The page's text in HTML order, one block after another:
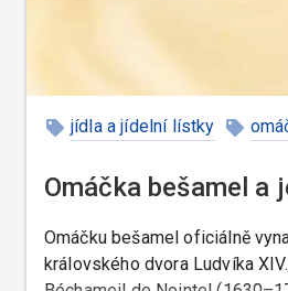
jídla a jídelní lístky
Omáčka bešamel a
Omáčku bešamel oficiálně
královského dvora Ludvíka